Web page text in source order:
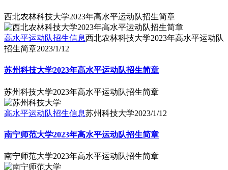
西北农林科技大学2023年高水平运动队招生简章
高水平运动队招生信息西北农林科技大学2023年高水平运动队
招生简章2023/1/12
苏州科技大学2023年高水平运动队招生简章
苏州科技大学2023年高水平运动队招生简章
高水平运动队招生信息苏州科技大学2023/1/12
南宁师范大学2023年高水平运动队招生简章
南宁师范大学2023年高水平运动队招生简章